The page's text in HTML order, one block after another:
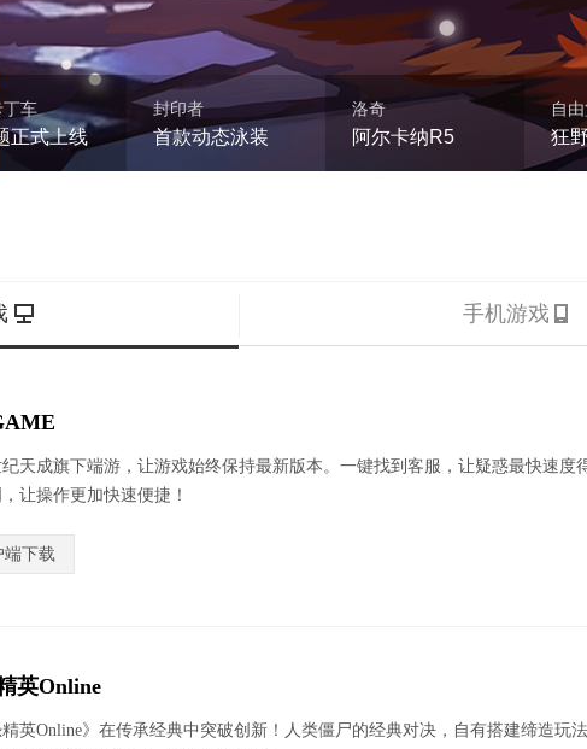
手机游戏
天成旗下端游，让游戏始终保持最新版本。一键找到客服，让疑惑最快速度
让操作更加快速便捷！
端下载
英Online
精英Online》在传承经典中突破创新！人类僵尸的经典对决，自有搭建缔造玩